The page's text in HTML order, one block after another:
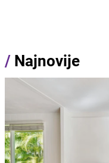
/ Najnovije